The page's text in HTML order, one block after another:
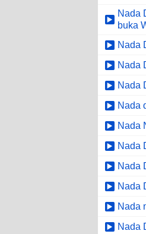
Nada
buka
Nada
Nada
Nada
Nada
Nada
Nada
Nada
Nada
Nada
Nada